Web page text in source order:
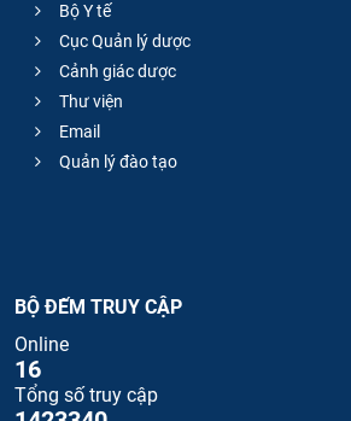
Bộ Y tế
Cục Quản lý dược
Cảnh giác dược
Thư viện
Email
Quản lý đào tạo
BỘ ĐẾM TRUY CẬP
Online
16
Tổng số truy cập